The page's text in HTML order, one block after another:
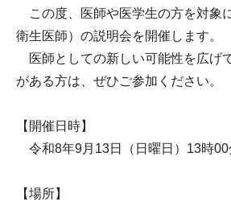
この度、医師や医学生の方を対象
衛生医師）の説明会を開催します。
医師としての新しい可能性を広げ
がある方は、ぜひご参加ください。
【開催日時】
令和8年9月13日（日曜日）13時00
【場所】